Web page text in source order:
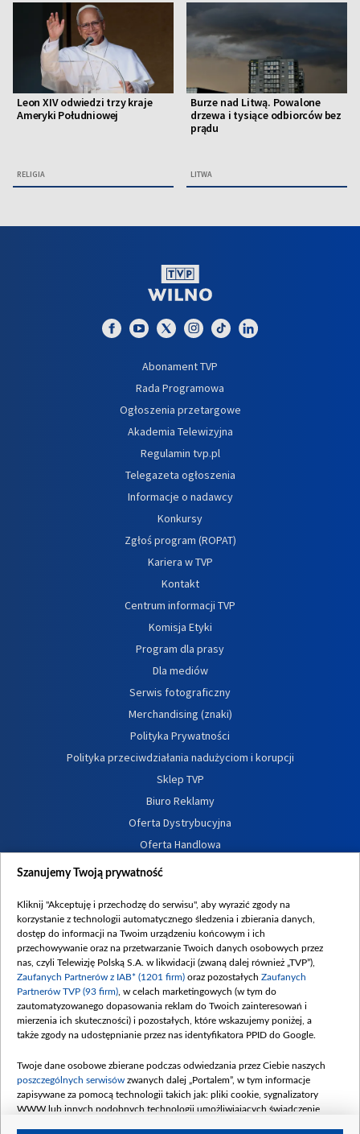
Leon XIV odwiedzi trzy kraje
Ameryki Południowej
RELIGIA
Burze nad Litwą. Powalone
drzewa i tysiące odbiorców bez
prądu
LITWA
Abonament TVP
Rada Programowa
Ogłoszenia przetargowe
Akademia Telewizyjna
Regulamin tvp.pl
Telegazeta ogłoszenia
Informacje o nadawcy
Konkursy
Zgłoś program (ROPAT)
Kariera w TVP
Kontakt
Centrum informacji TVP
Komisja Etyki
Program dla prasy
Dla mediów
Serwis fotograficzny
Merchandising (znaki)
Polityka Prywatności
Polityka przeciwdziałania nadużyciom i korupcji
Sklep TVP
Biuro Reklamy
Oferta Dystrybucyjna
Oferta Handlowa
Dostępność
Procedura zgłoszeń wewnętrznych
Szanujemy Twoją prywatność
Kliknij "Akceptuję i przechodzę do serwisu", aby wyrazić zgody na
korzystanie z technologii automatycznego śledzenia i zbierania danych,
dostęp do informacji na Twoim urządzeniu końcowym i ich
przechowywanie oraz na przetwarzanie Twoich danych osobowych przez
nas, czyli Telewizję Polską S.A. w likwidacji (zwaną dalej również „TVP”),
Zaufanych Partnerów z IAB* (1201 firm) oraz pozostałych Zaufanych
Partnerów TVP (93 firm) , w celach marketingowych (w tym do
zautomatyzowanego dopasowania reklam do Twoich zainteresowań i
mierzenia ich skuteczności) i pozostałych, które wskazujemy poniżej, a
także zgody na udostępnianie przez nas identyfikatora PPID do Google.
Twoje dane osobowe zbierane podczas odwiedzania przez Ciebie naszych
poszczególnych serwisów zwanych dalej „Portalem”, w tym informacje
zapisywane za pomocą technologii takich jak: pliki cookie, sygnalizatory
WWW lub innych podobnych technologii umożliwiających świadczenie